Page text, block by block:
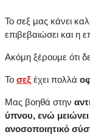
Το σεξ μας κάνει
επιβεβαιώσει και η
Ακόμη ξέρουμε ότι
Το σεξ έχει πολλά
Μας βοηθά στην
ύπνου, ενώ
ανοσοποιητικό